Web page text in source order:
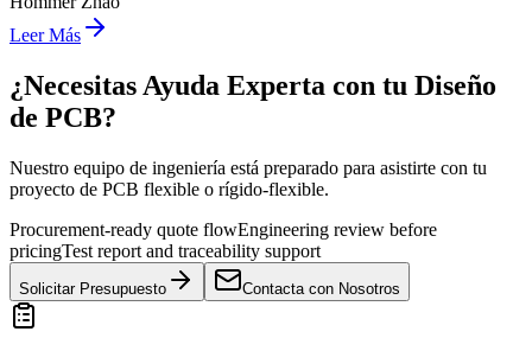
Leer Más
¿Necesitas Ayuda Experta con tu Diseño
de PCB?
Nuestro equipo de ingeniería está preparado para asistirte con tu
proyecto de PCB flexible o rígido-flexible.
Procurement-ready quote flowEngineering review before
pricingTest report and traceability support
Solicitar Presupuesto Contacta con Nosotros